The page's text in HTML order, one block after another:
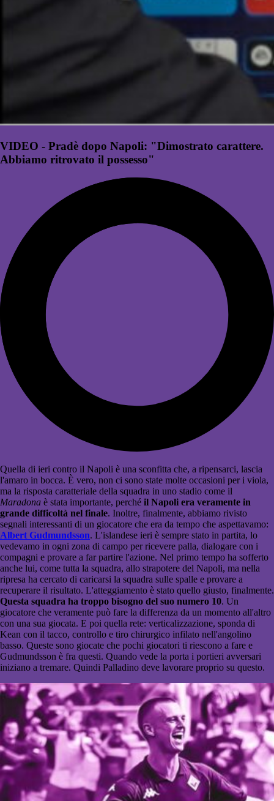
VIDEO - Pradè dopo Napoli: "Dimostrato carattere.
Abbiamo ritrovato il possesso"
Quella di ieri contro il Napoli è una sconfitta che, a ripensarci, lascia
l'amaro in bocca. È vero, non ci sono state molte occasioni per i viola,
ma la risposta caratteriale della squadra in uno stadio come il
Maradona è stata importante, perché il Napoli era veramente in
grande difficoltà nel finale. Inoltre, finalmente, abbiamo rivisto
segnali interessanti di un giocatore che era da tempo che aspettavamo:
Albert Gudmundsson. L'islandese ieri è sempre stato in partita, lo
vedevamo in ogni zona di campo per ricevere palla, dialogare con i
compagni e provare a far partire l'azione. Nel primo tempo ha sofferto
anche lui, come tutta la squadra, allo strapotere del Napoli, ma nella
ripresa ha cercato di caricarsi la squadra sulle spalle e provare a
recuperare il risultato. L'atteggiamento è stato quello giusto, finalmente.
Questa squadra ha troppo bisogno del suo numero 10. Un
giocatore che veramente può fare la differenza da un momento all'altro
con una sua giocata. E poi quella rete: verticalizzazione, sponda di
Kean con il tacco, controllo e tiro chirurgico infilato nell'angolino
basso. Queste sono giocate che pochi giocatori ti riescono a fare e
Gudmundsson è fra questi. Quando vede la porta i portieri avversari
iniziano a tremare. Quindi Palladino deve lavorare proprio su questo.